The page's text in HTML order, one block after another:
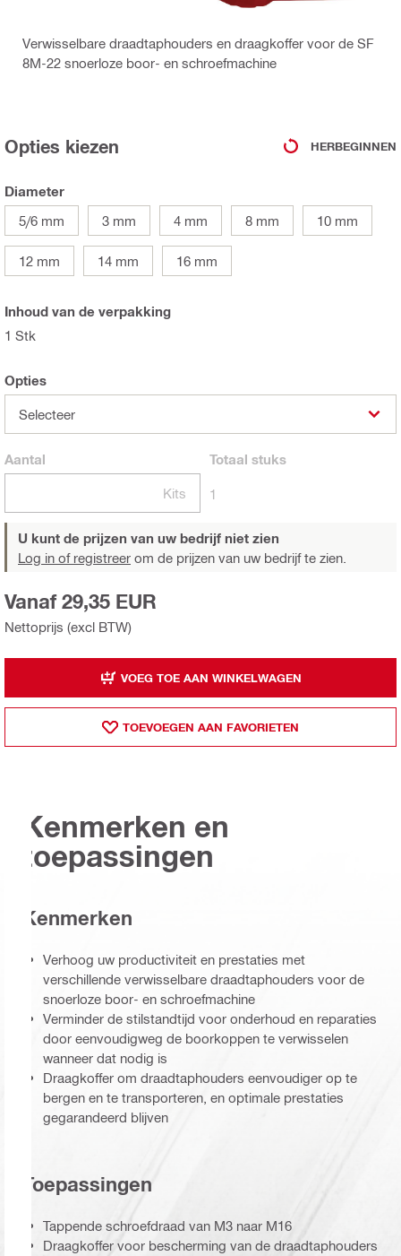
Verwisselbare draadtaphouders en draagkoffer voor de SF
8M-22 snoerloze boor- en schroefmachine
Opties kiezen HERBEGINNEN
Diameter
5/6 mm
3 mm 4 mm 8 mm 10 mm
12 mm 14 mm 16 mm
Inhoud van de verpakking
1 Stk
Opties
Selecteer
Aantal
Kits
Totaal stuks
1
U kunt de prijzen van uw bedrijf niet zien
Log in of registreer om de prijzen van uw bedrijf te zien.
Nettoprijs (excl BTW)
Vanaf 29,35 EUR
VOEG TOE AAN WINKELWAGEN
TOEVOEGEN AAN FAVORIETEN
Kenmerken en
toepassingen
Kenmerken
Verhoog uw productiviteit en prestaties met
verschillende verwisselbare draadtaphouders voor de
snoerloze boor- en schroefmachine
Verminder de stilstandtijd voor onderhoud en reparaties
door eenvoudigweg de boorkoppen te verwisselen
wanneer dat nodig is
Draagkoffer om draadtaphouders eenvoudiger op te
bergen en te transporteren, en optimale prestaties
gegarandeerd blijven
Toepassingen
Tappende schroefdraad van M3 naar M16
Draagkoffer voor bescherming van de draadtaphouders